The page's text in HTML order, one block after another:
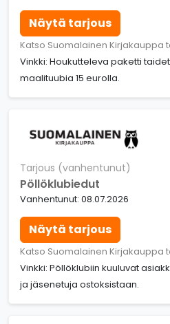
Näytä tarjous
Katso Suomalainen Kirjakauppa
Vinkki: Houkutteleva paketti
maalituubia 15 eurolla.
Tarjous (vanhentunut)
Pöllöklubiedut
Vanhentunut: 08.07.2026
Näytä tarjous
Katso Suomalainen Kirjakauppa
Vinkki: Pöllöklubiin kuuluvat
ja jäsenetuja ostoksistaan.